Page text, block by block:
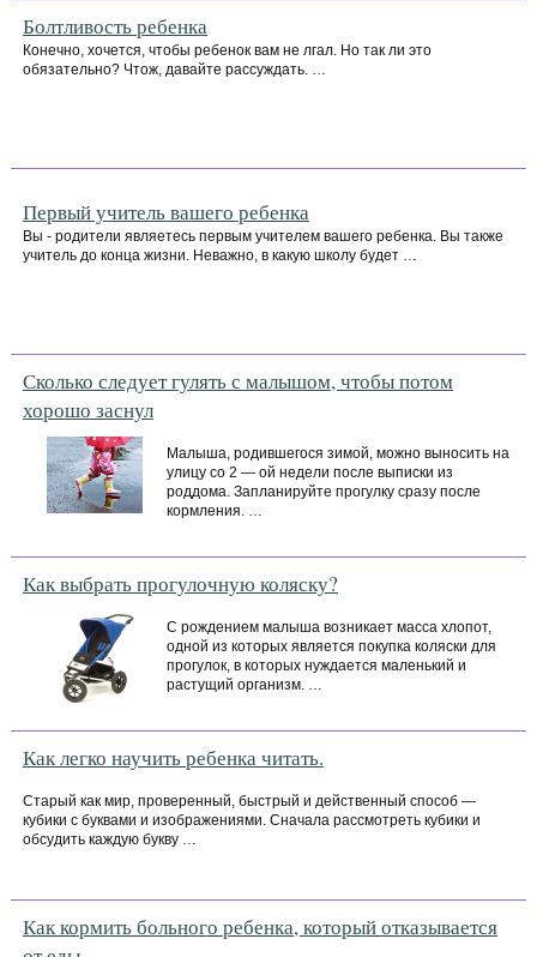
Болтливость ребенка
Конечно, хочется, чтобы ребенок вам не лгал. Но так ли это
обязательно? Чтож, давайте рассуждать. …
Первый учитель вашего ребенка
Вы - родители являетесь первым учителем вашего ребенка. Вы также
учитель до конца жизни. Неважно, в какую школу будет …
Сколько следует гулять с малышом, чтобы потом
хорошо заснул
Малыша, родившегося зимой, можно выносить на
улицу со 2 — ой недели после выписки из
роддома. Запланируйте прогулку сразу после
кормления. …
Как выбрать прогулочную коляску?
С рождением малыша возникает масса хлопот,
одной из которых является покупка коляски для
прогулок, в которых нуждается маленький и
растущий организм. …
Как легко научить ребенка читать.
Старый как мир, проверенный, быстрый и действенный способ —
кубики с буквами и изображениями. Сначала рассмотреть кубики и
обсудить каждую букву …
Как кормить больного ребенка, который отказывается